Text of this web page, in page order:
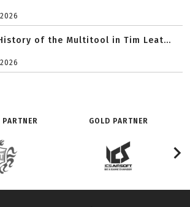
of the Multitool in Tim Leat...
GOLD PARTNER